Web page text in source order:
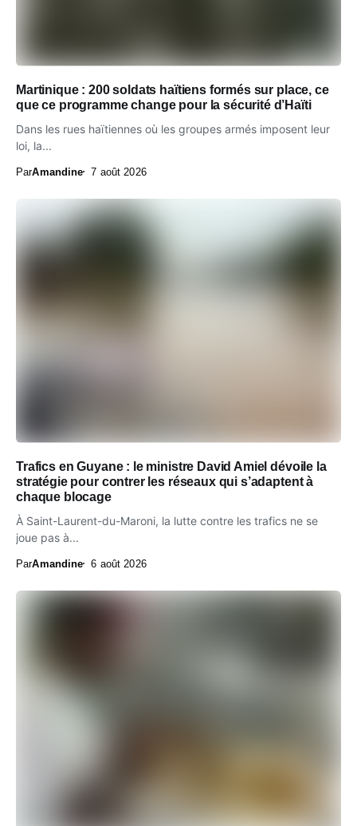
Martinique : 200 soldats haïtiens formés sur place, ce
que ce programme change pour la sécurité d’Haïti
Dans les rues haïtiennes où les groupes armés imposent leur
loi, la...
ParAmandine 7 août 2026
Trafics en Guyane : le ministre David Amiel dévoile la
stratégie pour contrer les réseaux qui s’adaptent à
chaque blocage
À Saint-Laurent-du-Maroni, la lutte contre les trafics ne se
joue pas à...
ParAmandine 6 août 2026